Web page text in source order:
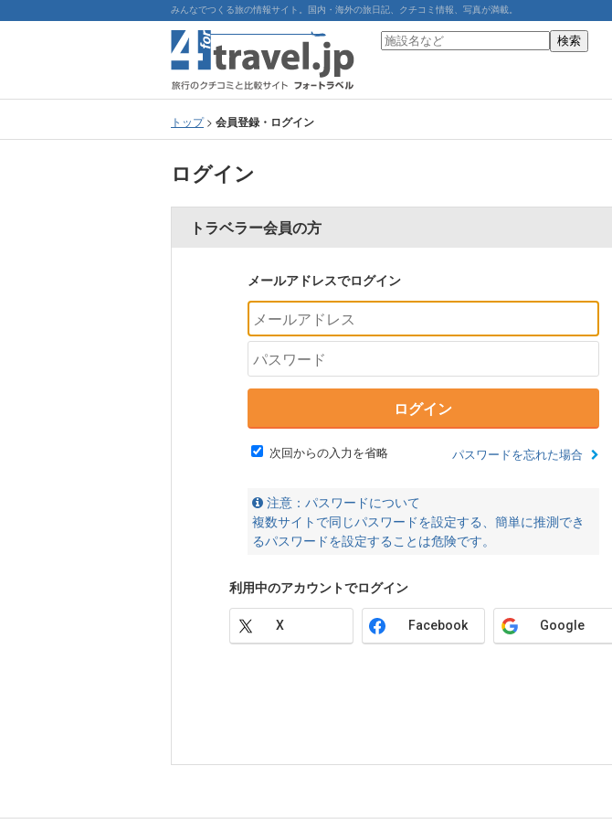
みんなでつくる旅の情報サイト。国内・海外の旅日記、クチコミ情報、写真が満載。
トップ> 会員登録・ログイン
ログイン
トラベラー会員の方
メールアドレスでログイン
次回からの入力を省略 パスワードを忘れた場合
注意：パスワードについて
複数サイトで同じパスワードを設定する、簡単に推測でき
るパスワードを設定することは危険です。
利用中のアカウントでログイン
X Facebook Google